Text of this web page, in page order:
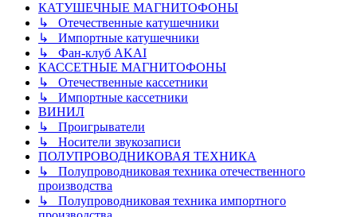
КАТУШЕЧНЫЕ МАГНИТОФОНЫ
↳ Отечественные катушечники
↳ Импортные катушечники
↳ Фан-клуб AKAI
КАССЕТНЫЕ МАГНИТОФОНЫ
↳ Отечественные кассетники
↳ Импортные кассетники
ВИНИЛ
↳ Проигрыватели
↳ Носители звукозаписи
ПОЛУПРОВОДНИКОВАЯ ТЕХНИКА
↳ Полупроводниковая техника отечественного
производства
↳ Полупроводниковая техника импортного